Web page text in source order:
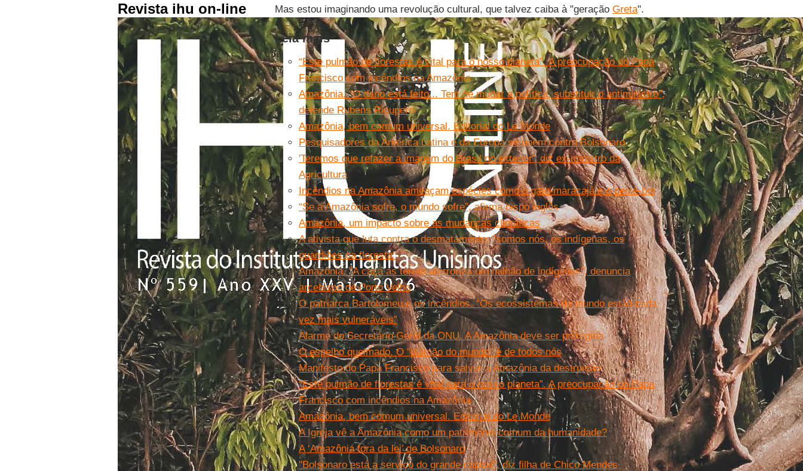
Revista ihu on-line Mas estou imaginando uma revolução cultural, que talvez caiba à "geração Greta".
Leia mais
“Este pulmão de florestas é vital para o nosso planeta”. A preocupação do Papa
Francisco com incêndios na Amazônia
Amazônia. "O dano está feito... Tem de mudar a política, substituir o antiministro",
defende Rubens Ricupero
Amazônia, bem comum universal. Editorial do Le Monde
Pesquisadores da América Latina e da Europa se unem contra Bolsonaro
'Teremos que refazer a imagem do Brasil no exterior', diz ex-ministro da
Agricultura
Incêndios na Amazônia ameaçam espécies como o gato-maracajá e o peixe-boi
“Se a Amazônia sofre, o mundo sofre”, afirma bispo inglês
Amazônia, um impacto sobre as mudanças climáticas
A ativista que luta contra o desmatamento: "somos nós, os indígenas, os
guardiões da floresta"
Amazônia. "A caça às terras aterroriza um milhão de indígenas", denuncia
arcebispo de Porto Velho
O patriarca Bartolomeu e os incêndios. “Os ecossistemas do mundo estão cada
vez mais vulneráveis”
Alarme do Secretário Geral da ONU. A Amazônia deve ser protegida
O espelho queimado. O "pulmão do mundo" é de todos nós
Manifesto do Papa Francisco para salvar a Amazônia da destruição
“Este pulmão de florestas é vital para o nosso planeta”. A preocupação do Papa
Francisco com incêndios na Amazônia
Amazônia, bem comum universal. Editorial do Le Monde
A Igreja vê a Amazônia como um patrimônio comum da humanidade?
A ‘Amazônia fora da lei’ de Bolsonaro
"Bolsonaro está a serviço do grande capital", diz filha de Chico Mendes